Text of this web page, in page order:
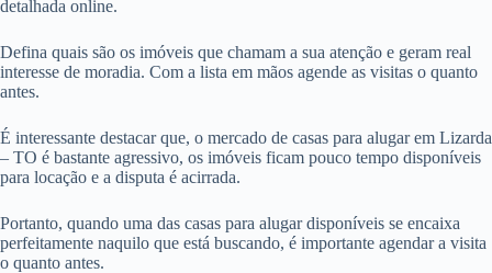
detalhada online.
Defina quais são os imóveis que chamam a sua atenção e geram real
interesse de moradia. Com a lista em mãos agende as visitas o quanto
antes.
É interessante destacar que, o mercado de casas para alugar em Lizarda
– TO é bastante agressivo, os imóveis ficam pouco tempo disponíveis
para locação e a disputa é acirrada.
Portanto, quando uma das casas para alugar disponíveis se encaixa
perfeitamente naquilo que está buscando, é importante agendar a visita
o quanto antes.